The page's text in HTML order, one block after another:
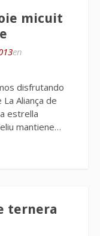
micuit
en
disfrutando
Aliança de
estrella
mantiene…
ternera